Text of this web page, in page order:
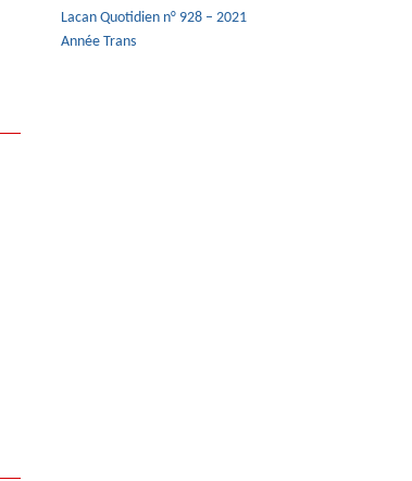
Lacan Quotidien n° 928 – 2021
Année Trans